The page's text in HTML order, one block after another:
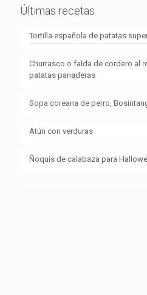
Últimas recetas
Tortilla española de patatas
Churrasco o falda de cordero al
patatas panaderas
Sopa coreana de perro,
Atún con verduras
Ñoquis de calabaza para